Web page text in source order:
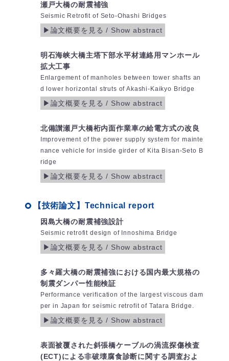
瀬戸大橋の耐震補強
Seismic Retrofit of Seto-Ohashi Bridges
明石海峡大橋主塔下部水平材連絡用マンホール
拡大工事
Enlargement of manholes between tower shafts an
d lower horizontal struts of Akashi-Kaikyo Bridge
北備讃瀬戸大橋桁内面作業車の給電方式の改良
Improvement of the power supply system for mainte
nance vehicle for inside girder of Kita Bisan-Seto B
ridge
【技術論文】Technical report
因島大橋の耐震補強設計
Seismic retrofit design of Innoshima Bridge
多々羅大橋の耐震補強における国内最大規格の
制震ダンパー性能検証
Performance verification of the largest viscous dam
per in Japan for seismic retrofit of Tatara Bridge.
表面被覆された斜張橋ケーブルの渦流探傷検査
(ECT)による非破壊腐食診断に関する調査およ